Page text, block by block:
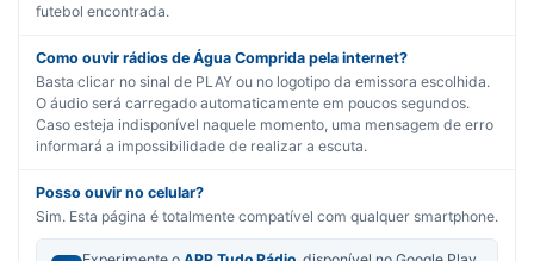
futebol encontrada.
Como ouvir rádios de Água Comprida pela internet?
Basta clicar no sinal de PLAY ou no logotipo da emissora escolhida.
O áudio será carregado automaticamente em poucos segundos.
Caso esteja indisponível naquele momento, uma mensagem de erro
informará a impossibilidade de realizar a escuta.
Posso ouvir no celular?
Sim. Esta página é totalmente compatível com qualquer smartphone.